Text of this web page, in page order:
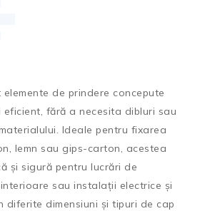
de prindere concepute
fără a necesita dibluri sau
Ideale pentru fixarea
lemn sau gips-carton, acestea
și sigură pentru lucrări de
sau instalații electrice și
diferite dimensiuni și tipuri de cap